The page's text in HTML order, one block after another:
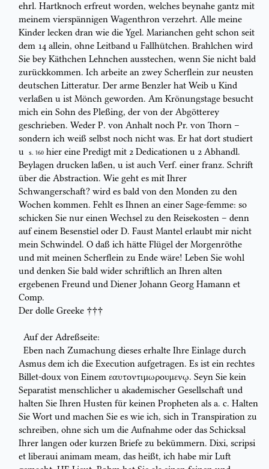
ehrl. Hartknoch erfreut worden, welches beynahe gantz mit
meinem vierspännigen Wagenthron verzehrt. Alle meine
Kinder lecken dran wie die Ygel. Marianchen geht schon seit
dem 14 allein, ohne Leitband u Fallhütchen. Brahlchen wird
Sie bey Käthchen Lehnchen ausstechen, wenn Sie nicht bald
zurückkommen. Ich arbeite an zwey Scherflein zur neusten
deutschen Litteratur. Der arme Benzler hat Weib u Kind
verlaßen u ist Mönch geworden. Am Krönungstage besucht
mich ein Sohn des Pleßing, der von der Abgötterey
geschrieben. Weder P. von Anhalt noch Pr. von Thorn –
sondern ich weiß selbst noch nicht was. Er hat dort studiert
u
S. 160 hier eine Predigt mit 2 Dedicationen u 2 Abhandl.
Beylagen drucken laßen, u ist auch Verf. einer franz. Schrift
über die Abstraction. Wie geht es mit Ihrer
Schwangerschaft? wird es bald von den Monden zu den
Wochen kommen. Fehlt es Ihnen an einer Sage-femme: so
schicken Sie nur einen Wechsel zu den Reisekosten – denn
auf einem Besenstiel oder D. Faust Mantel erlaubt mir nicht
mein Schwindel. O daß ich hätte Flügel der Morgenröthe
und mit meinen Scherflein zu Ende wäre! Leben Sie wohl
und denken Sie bald wider schriftlich an Ihren alten
ergebenen Freund und Diener Johann Georg Hamann et
Comp.
Der dolle Greeke †††
Auf der Adreßseite:
Eben nach Zumachung dieses erhalte Ihre Einlage durch
Asmus dem ich die Execution aufgetragen. Es ist ein rechtes
Billet-doux von Einem εαυτοντιμωρουμενῳ. Seyn Sie kein
Separatist menschlicher u akademischer Gesellschaft und
halten Sie Ihren Husten für keinen Propheten als a. c. Halten
Sie Wort und machen Sie es wie ich, sich in Transpiration zu
schreiben, ohne sich um die Aufnahme oder das Schicksal
Ihrer langen oder kurzen Briefe zu bekümmern. Dixi, scripsi
et liberaui animam meam, das heißt, ich habe mir Luft